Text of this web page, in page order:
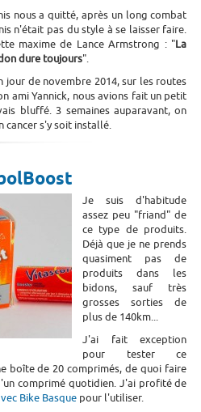
nous a quitté, après un long combat
n'était pas du style à se laisser faire.
maxime de Lance Armstrong : "La
dure toujours".
jour de novembre 2014, sur les routes
ami Yannick, nous avions fait un petit
bluffé. 3 semaines auparavant, on
cancer s'y soit installé.
Je suis d'habitude
assez peu "friand" de
ce type de produits.
Déjà que je ne prends
quasiment pas de
produits dans les
bidons, sauf très
grosses sorties de
plus de 140km...
J'ai fait exception
pour tester ce
boîte de 20 comprimés, de quoi faire
comprimé quotidien. J'ai profité de
Bike Basquepour l'utiliser.